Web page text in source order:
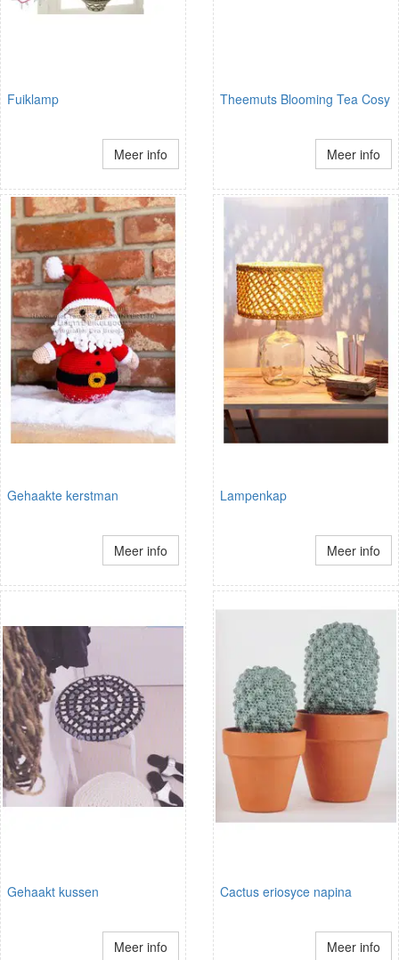
Fuiklamp
Meer info
Theemuts Blooming Tea Cosy
Meer info
Gehaakte kerstman
Meer info
Lampenkap
Meer info
Gehaakt kussen
Meer info
Cactus eriosyce napina
Meer info